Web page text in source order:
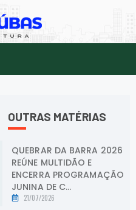
OUTRAS MATÉRIAS
QUEBRAR DA BARRA 2026
REÚNE MULTIDÃO E
ENCERRA PROGRAMAÇÃO
JUNINA DE C...
21/07/2026